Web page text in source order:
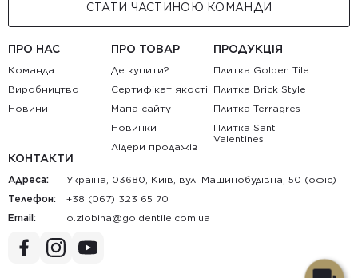
СТАТИ ЧАСТИНОЮ КОМАНДИ
ПРО НАС
Команда
Виробництво
Новини
ПРО ТОВАР
Де купити?
Сертифікат якості
Мапа сайту
Новинки
Лідери продажів
ПРОДУКЦІЯ
Плитка Golden Tile
Плитка Brick Style
Плитка Terragres
Плитка Sant
Valentines
КОНТАКТИ
Адреса:
Україна, 03680, Київ, вул. Машинобудівна, 50 (офіс)
Телефон:
+38 (067) 323 65 70
Email:
au.moc.elitnedlog@anibolz.o